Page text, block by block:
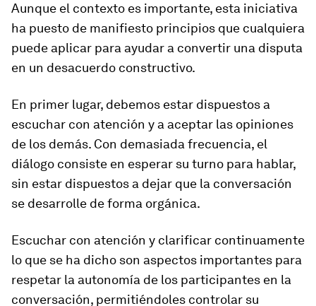
Aunque el contexto es importante, esta iniciativa
ha puesto de manifiesto principios que cualquiera
puede aplicar para ayudar a convertir una disputa
en un desacuerdo constructivo.
En primer lugar, debemos estar dispuestos a
escuchar con atención y a aceptar las opiniones
de los demás. Con demasiada frecuencia, el
diálogo consiste en esperar su turno para hablar,
sin estar dispuestos a dejar que la conversación
se desarrolle de forma orgánica.
Escuchar con atención y clarificar continuamente
lo que se ha dicho son aspectos importantes para
respetar la autonomía de los participantes en la
conversación, permitiéndoles controlar su